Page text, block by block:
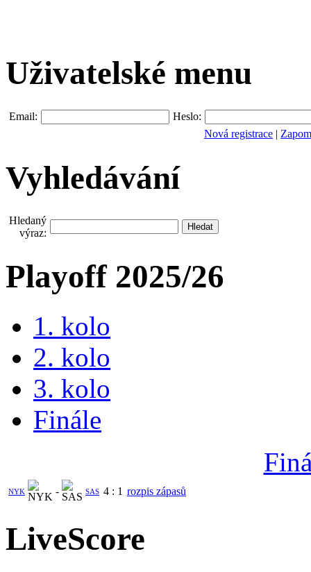
Uživatelské menu
Email:
Heslo:
Nová registrace |
Vyhledávání
Hledaný
výraz:
Playoff 2025/26
1. kolo
2. kolo
3. kolo
Finále
NYK - SAS 4 : 1 rozpis zápasů
LiveScore